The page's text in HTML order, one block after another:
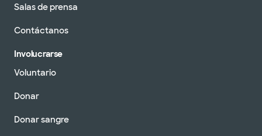
Salas de prensa
Contáctanos
Involucrarse
Voluntario
Donar
Donar sangre